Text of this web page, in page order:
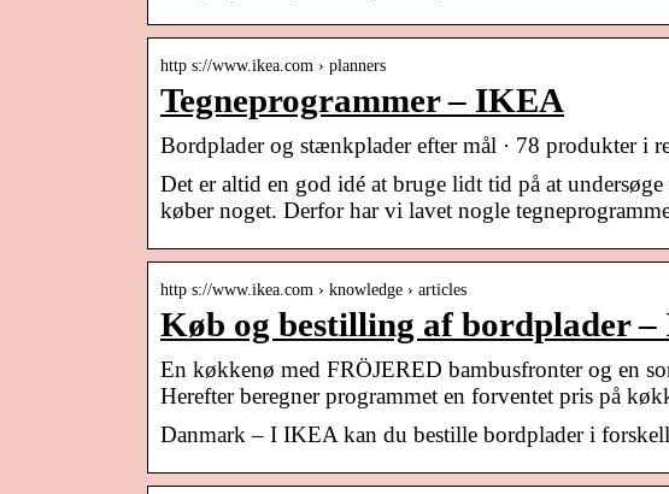
http s://www.ikea.com › planners
Tegneprogrammer – IKEA
Bordplader og stænkplader efter mål · 78 produkter i
Det er altid en god idé at bruge lidt tid på at
køber noget. Derfor har vi lavet nogle
http s://www.ikea.com › knowledge › articles
Køb og bestilling af bordplader
En køkkenø med FRÖJERED bambusfronter og en
Herefter beregner programmet en forventet pris på
Danmark – I IKEA kan du bestille bordplader i